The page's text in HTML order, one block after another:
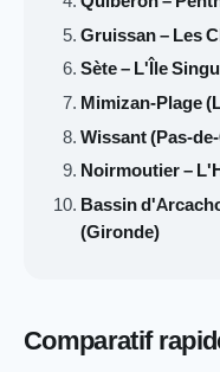
Gruissan – Les
Sète – L'Île
Mimizan-Plage
Wissant (Pas-
Noirmoutier –
Bassin
(Gironde)
Comparatif